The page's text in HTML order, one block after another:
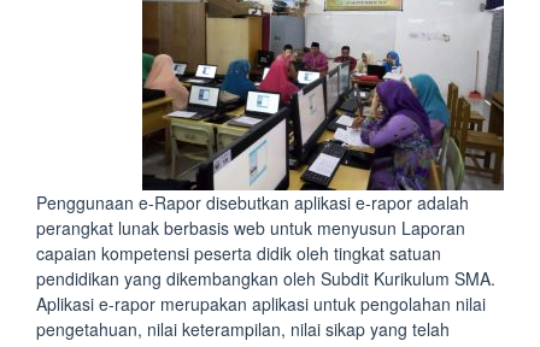
Penggunaan e-Rapor disebutkan aplikasi e-rapor adalah
perangkat lunak berbasis web untuk menyusun Laporan
capaian kompetensi peserta didik oleh tingkat satuan
pendidikan yang dikembangkan oleh Subdit Kurikulum SMA.
Aplikasi e-rapor merupakan aplikasi untuk pengolahan nilai
pengetahuan, nilai keterampilan, nilai sikap yang telah